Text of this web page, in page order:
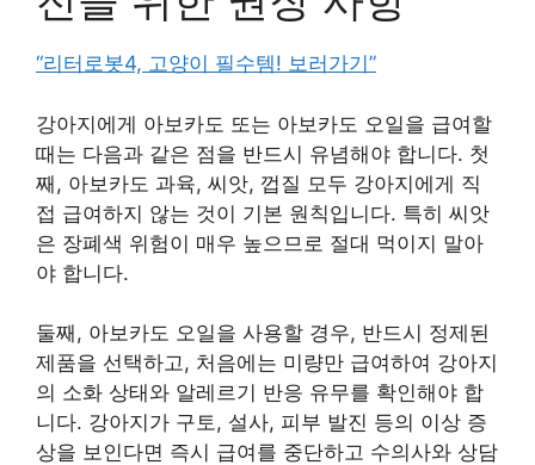
“리터로봇4, 고양이 필수템! 보러가기”
강아지에게 아보카도 또는 아보카도 오일을 급여할
때는 다음과 같은 점을 반드시 유념해야 합니다. 첫
째, 아보카도 과육, 씨앗, 껍질 모두 강아지에게 직
접 급여하지 않는 것이 기본 원칙입니다. 특히 씨앗
은 장폐색 위험이 매우 높으므로 절대 먹이지 말아
야 합니다.
둘째, 아보카도 오일을 사용할 경우, 반드시 정제된
제품을 선택하고, 처음에는 미량만 급여하여 강아지
의 소화 상태와 알레르기 반응 유무를 확인해야 합
니다. 강아지가 구토, 설사, 피부 발진 등의 이상 증
상을 보인다면 즉시 급여를 중단하고 수의사와 상담